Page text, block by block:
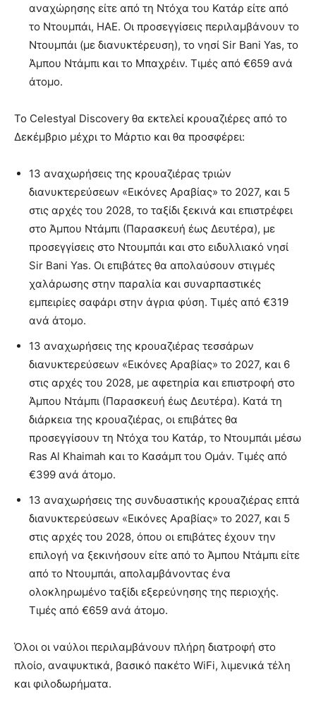
αναχώρησης είτε από τη Ντόχα του Κατάρ είτε από
το Ντουμπάι, ΗΑΕ. Οι προσεγγίσεις περιλαμβάνουν το
Ντουμπάι (με διανυκτέρευση), το νησί Sir Bani Yas, το
Άμπου Ντάμπι και το Μπαχρέιν. Τιμές από €659 ανά
άτομο.
Το Celestyal Discovery θα εκτελεί κρουαζιέρες από το
Δεκέμβριο μέχρι το Μάρτιο και θα προσφέρει:
13 αναχωρήσεις της κρουαζιέρας τριών
διανυκτερεύσεων «Εικόνες Αραβίας» το 2027, και 5
στις αρχές του 2028, το ταξίδι ξεκινά και επιστρέφει
στο Άμπου Ντάμπι (Παρασκευή έως Δευτέρα), με
προσεγγίσεις στο Ντουμπάι και στο ειδυλλιακό νησί
Sir Bani Yas. Οι επιβάτες θα απολαύσουν στιγμές
χαλάρωσης στην παραλία και συναρπαστικές
εμπειρίες σαφάρι στην άγρια φύση. Τιμές από €319
ανά άτομο.
13 αναχωρήσεις της κρουαζιέρας τεσσάρων
διανυκτερεύσεων «Εικόνες Αραβίας» το 2027, και 6
στις αρχές του 2028, με αφετηρία και επιστροφή στο
Άμπου Ντάμπι (Παρασκευή έως Δευτέρα). Κατά τη
διάρκεια της κρουαζιέρας, οι επιβάτες θα
προσεγγίσουν τη Ντόχα του Κατάρ, το Ντουμπάι μέσω
Ras Al Khaimah και το Κασάμπ του Ομάν. Τιμές από
€399 ανά άτομο.
13 αναχωρήσεις της συνδυαστικής κρουαζιέρας επτά
διανυκτερεύσεων «Εικόνες Αραβίας» το 2027, και 5
στις αρχές του 2028, όπου οι επιβάτες έχουν την
επιλογή να ξεκινήσουν είτε από το Άμπου Ντάμπι είτε
από το Ντουμπάι, απολαμβάνοντας ένα
ολοκληρωμένο ταξίδι εξερεύνησης της περιοχής.
Τιμές από €659 ανά άτομο.
Όλοι οι ναύλοι περιλαμβάνουν πλήρη διατροφή στο
πλοίο, αναψυκτικά, βασικό πακέτο WiFi, λιμενικά τέλη
και φιλοδωρήματα.